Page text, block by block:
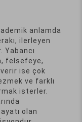
anlamda
ilerleyen
Yabancı
felsefeye,
ise çok
ve farklı
isterler.
olan